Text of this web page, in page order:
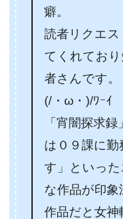
癖。
読者リクエス
てくれてお
者さんです。
(/・ω・)/ﾜｰｲ
「宵闇探求
は０９課に
す」といっ
な作品が印
作品だと女神